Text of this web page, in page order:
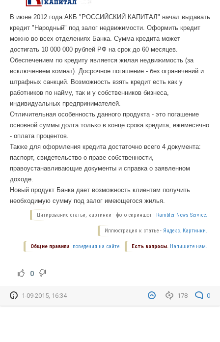
В июне 2012 года АКБ "РОССИЙСКИЙ КАПИТАЛ" начал выдавать
кредит "Народный" под залог недвижимости. Оформить кредит
можно во всех отделениях Банка. Сумма кредита может
достигать 10 000 000 рублей РФ на срок до 60 месяцев.
Обеспечением по кредиту является жилая недвижимость (за
исключением комнат). Досрочное погашение - без ограничений и
штрафных санкций. Возможность взять кредит есть как у
работников по найму, так и у собственников бизнеса,
индивидуальных предпринимателей.
Отличительная особенность данного продукта - это погашение
основной суммы долга только в конце срока кредита, ежемесячно
- оплата процентов.
Также для оформления кредита достаточно всего 4 документа:
паспорт, свидетельство о праве собственности,
правоустанавливающие документы и справка о заявленном
доходе.
Новый продукт Банка дает возможность клиентам получить
необходимую сумму под залог имеющегося жилья.
Цитирование статьи, картинки - фото скриншот - Rambler News Service.
Иллюстрация к статье - Яндекс. Картинки.
Есть вопросы. Напишите нам.
Общие правила поведения на сайте.
0
178 0
1-09-2015, 16:34